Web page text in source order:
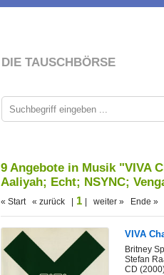
DIE TAUSCHBÖRSE
9 Angebote in Musik "VIVA
Aaliyah; Echt; NSYNC;
« Start « zurück | 1 | weiter » Ende »
VIVA
Britney
Stefan
CD